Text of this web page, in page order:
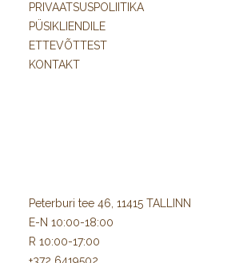
PRIVAATSUSPOLIITIKA
PÜSIKLIENDILE
ETTEVÕTTEST
KONTAKT
Peterburi tee 46, 11415 TALLINN
E-N 10:00-18:00
R 10:00-17:00